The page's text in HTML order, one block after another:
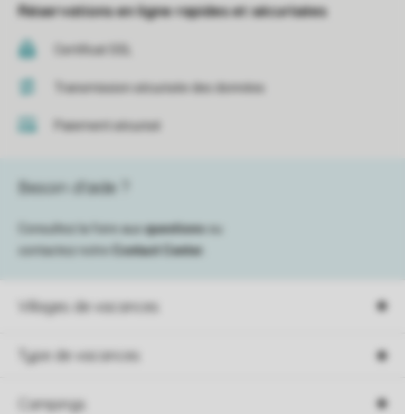
Réservations en ligne rapides et sécurisées
Certificat SSL
Transmission sécurisée des données
Paiement sécurisé
Villages de vacances
Type de vacances
Campings
Besoin d’aide ?
Consultez la foire aux questions
contactez notre
Contact Center